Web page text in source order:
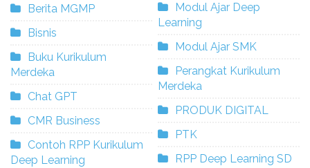
Berita MGMP
Bisnis
Buku Kurikulum
Merdeka
Chat GPT
CMR Business
Contoh RPP Kurikulum
Deep Learning
Modul Ajar Deep
Learning
Modul Ajar SMK
Perangkat Kurikulum
Merdeka
PRODUK DIGITAL
PTK
RPP Deep Learning SD